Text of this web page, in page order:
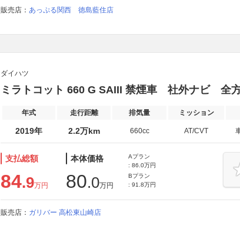
販売店： あっぷる関西 徳島藍住店
ダイハツ
ミラトコット 660 G SAIII 禁煙車 社外ナビ 全
年式 走行距離 排気量 ミッション
2019年 2.2万km 660cc AT/CVT
支払総額
84.9万円
本体価格
80.0万円
Aプラン
: 86.0万円
Bプラン
: 91.8万円
販売店： ガリバー 高松東山崎店